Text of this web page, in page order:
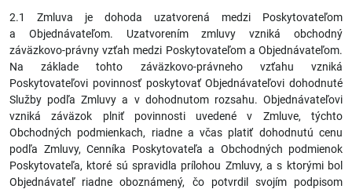
2.1 Zmluva je dohoda uzatvorená medzi Poskytovateľom
a Objednávateľom. Uzatvorením zmluvy vzniká obchodný
záväzkovo-právny vzťah medzi Poskytovateľom a Objednávateľom.
Na základe tohto záväzkovo-právneho vzťahu vzniká
Poskytovateľovi povinnosť poskytovať Objednávateľovi dohodnuté
Služby podľa Zmluvy a v dohodnutom rozsahu. Objednávateľovi
vzniká záväzok plniť povinnosti uvedené v Zmluve, týchto
Obchodných podmienkach, riadne a včas platiť dohodnutú cenu
podľa Zmluvy, Cenníka Poskytovateľa a Obchodných podmienok
Poskytovateľa, ktoré sú spravidla prílohou Zmluvy, a s ktorými bol
Objednávateľ riadne oboznámený, čo potvrdil svojím podpisom